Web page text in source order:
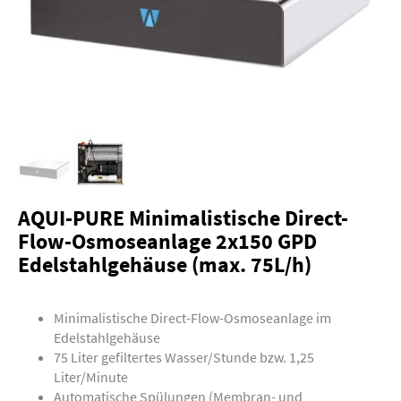
AQUI-PURE Minimalistische Direct-
Flow-Osmoseanlage 2x150 GPD
Edelstahlgehäuse (max. 75L/h)
Minimalistische Direct-Flow-Osmoseanlage im
Edelstahlgehäuse
75 Liter gefiltertes Wasser/Stunde bzw. 1,25
Liter/Minute
Automatische Spülungen (Membran- und